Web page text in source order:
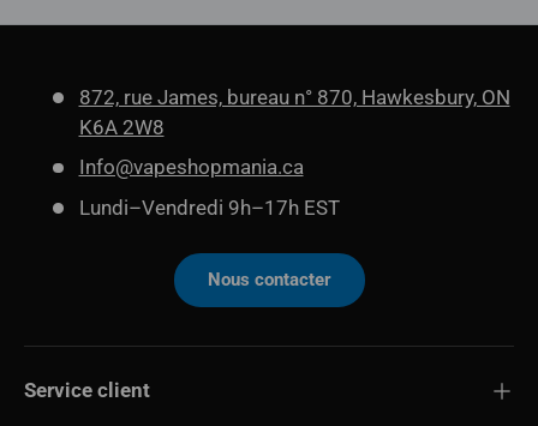
872, rue James, bureau n° 870, Hawkesbury, ON
K6A 2W8
Info@vapeshopmania.ca
Lundi–Vendredi 9h–17h EST
Nous contacter
Service client